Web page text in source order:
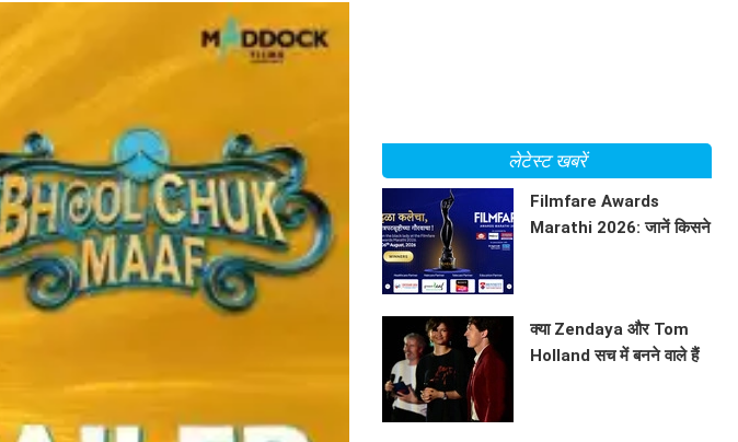
लेटेस्ट खबरें
Filmfare Awards
Marathi 2026: जानें किसने
क्या Zendaya और Tom
Holland सच में बनने वाले हैं